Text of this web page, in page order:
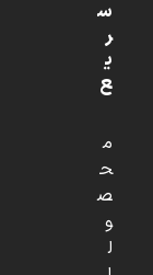
س
ر
ی
ع
م
ح
ص
و
ل